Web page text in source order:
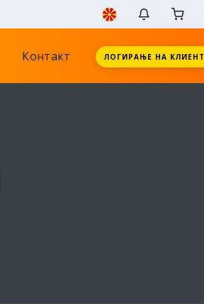
Контакт ЛОГИРАЊЕ НА КЛИЕНТ